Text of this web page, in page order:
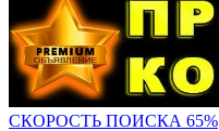
СКОРОСТЬ ПОИСКА 65%